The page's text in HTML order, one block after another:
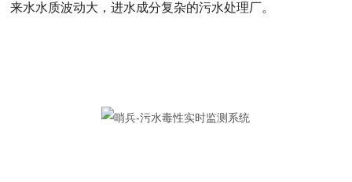
来水水质波动大，进水成分复杂的污水处理厂。